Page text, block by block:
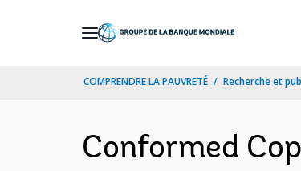
COMPRENDRE LA PAUVRETÉ Recherche et
Conformed